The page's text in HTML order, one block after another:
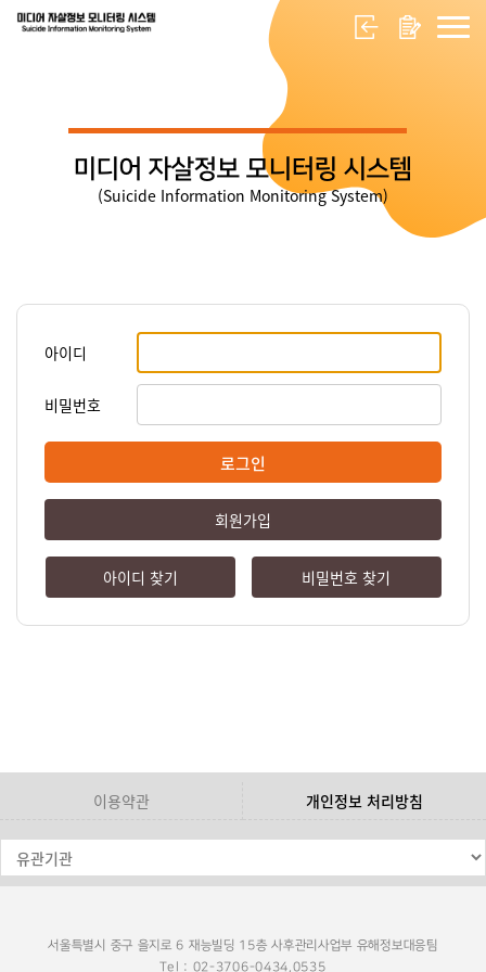
미디어 자살정보 모니터링 시스템
(Suicide Information Monitoring System)
아이디
비밀번호
로그인
회원가입
아이디 찾기 비밀번호 찾기
이용약관 개인정보 처리방침
서울특별시 중구 을지로 6 재능빌딩 15층 사후관리사업부 유해정보대응팀
Tel : 02-3706-0434,0535